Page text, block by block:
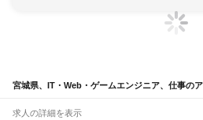
宮城県、IT・Web・ゲームエンジニア、仕事の
求人の詳細を表示